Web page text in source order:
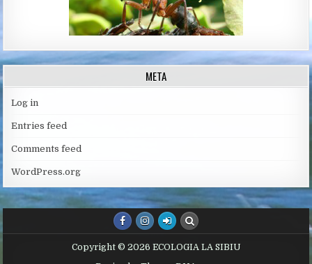
META
Log in
Entries feed
Comments feed
WordPress.org
Copyright © 2026 ECOLOGIA LA SIBIU